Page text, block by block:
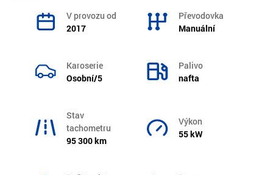
V provozu od
2017
Převodovka
Manuální
Karoserie
Osobní/5
Palivo
nafta
Stav
tachometru
95 300 km
Výkon
55 kW